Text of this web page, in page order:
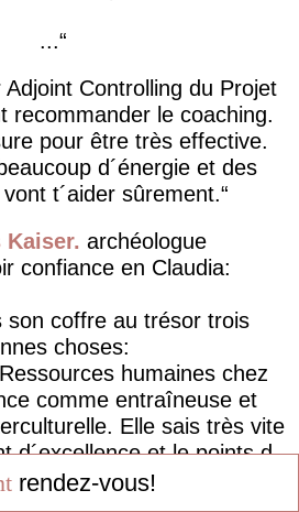
...
Adjoint Controlling du Projet
recommander le coaching.
pour être très effective.
d´énergie et des
t´aider sûrement.
Kaiser archéologue
confiance en Claudia:
son coffre au trésor trois
choses:
humaines chez
comme entraîneuse et
Elle sais très vite
d´excellence et le points d
clients et avec ces trois
choses elle le...
rendez-vous!